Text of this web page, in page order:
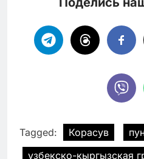
Tagged: Корасув
узбекско-кыргызская